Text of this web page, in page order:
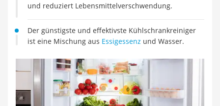
und reduziert Lebensmittelverschwendung.
Der günstigste und effektivste Kühlschrankreiniger
ist eine Mischung aus Essigessenz und Wasser.